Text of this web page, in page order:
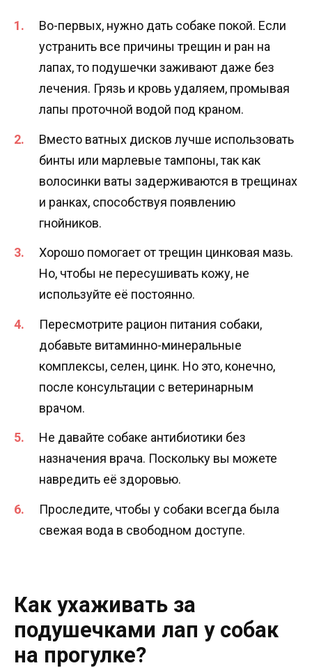
Во-первых, нужно дать собаке покой. Если
устранить все причины трещин и ран на
лапах, то подушечки заживают даже без
лечения. Грязь и кровь удаляем, промывая
лапы проточной водой под краном.
Вместо ватных дисков лучше использовать
бинты или марлевые тампоны, так как
волосинки ваты задерживаются в трещинах
и ранках, способствуя появлению
гнойников.
Хорошо помогает от трещин цинковая мазь.
Но, чтобы не пересушивать кожу, не
используйте её постоянно.
Пересмотрите рацион питания собаки,
добавьте витаминно-минеральные
комплексы, селен, цинк. Но это, конечно,
после консультации с ветеринарным
врачом.
Не давайте собаке антибиотики без
назначения врача. Поскольку вы можете
навредить её здоровью.
Проследите, чтобы у собаки всегда была
свежая вода в свободном доступе.
Как ухаживать за
подушечками лап у собак
на прогулке?